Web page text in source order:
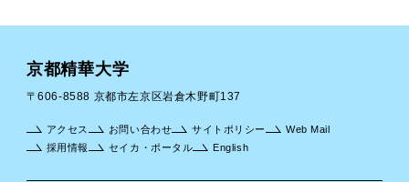
京都精華大学
〒606-8588 京都市左京区岩倉木野町137
アクセス お問い合わせ サイトポリシー
Web Mail
採用情報
セイカ・ポータル English